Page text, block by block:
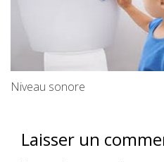
Niveau sonore
Laisser un